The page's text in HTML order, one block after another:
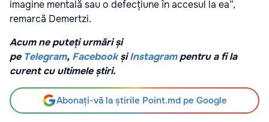
imagine mentală sau o defecțiune în accesul la ea”,
remarcă Demertzi.
Acum ne puteți urmări și
pe Telegram, Facebook șiInstagrampentru a fi la
curent cu ultimele știri.
Abonați-vă la știrile Point.md pe Google